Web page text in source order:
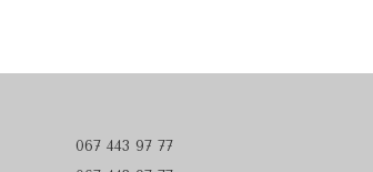
067 443 97 77